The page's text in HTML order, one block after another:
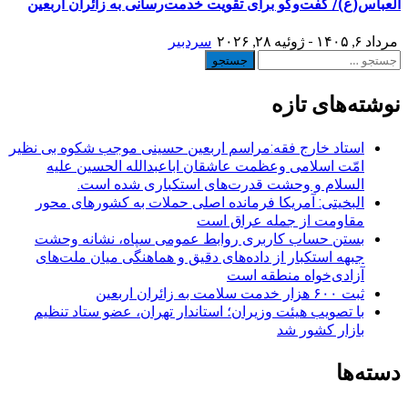
العباس(ع)/ گفت‌وگو برای تقویت خدمت‌رسانی به زائران اربعین
مرداد ۶, ۱۴۰۵ - ژوئیه ۲۸, ۲۰۲۶
سردبیر
جستجو
نوشته‌های تازه
استاد خارج فقه:مراسم اربعین حسینی موجب شکوه بی نظیر
امّت اسلامی وعظمت عاشقان اباعبدالله الحسین علیه
السلام و وحشت قدرت‌های استکباری شده است.
البخیتی: آمریکا فرمانده اصلی حملات به کشورهای محور
مقاومت از جمله عراق است
بستن حساب کاربری روابط عمومی سپاه، نشانه‌ وحشت
جبهه استکبار از داده‌های دقیق و هماهنگی میان ملت‌های
آزادی‌خواه منطقه است
ثبت ۶۰۰ هزار خدمت سلامت به زائران اربعین
با تصویب هیئت وزیران؛ استاندار تهران، عضو ستاد تنظیم
بازار کشور شد
دسته‌ها